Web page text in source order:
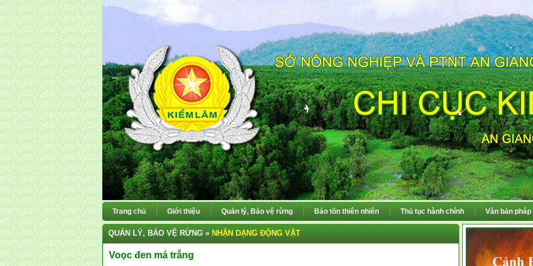
Trang chủ Giới thiệu Quản lý, Bảo vệ rừng Bảo tồn thiên nhiên Thủ tục hành chính Văn bản pháp
QUẢN LÝ, BẢO VỆ RỪNG » NHẬN DẠNG ĐỘNG VẬT
Voọc đen má trắng